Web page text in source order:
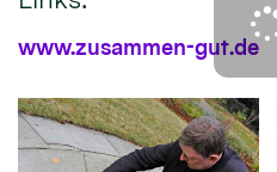
www.zusammen-gut.de